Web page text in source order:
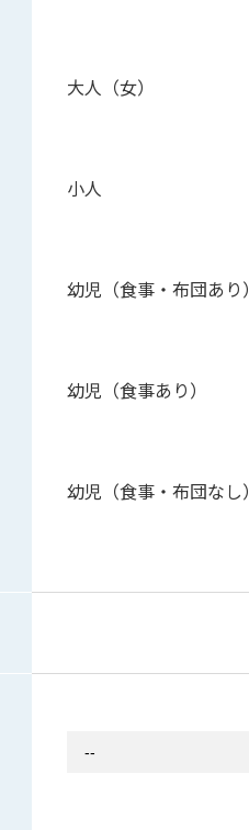
大人（女）
小人
幼児（食事・布団あり）
幼児（食事あり）
幼児（食事・布団なし）